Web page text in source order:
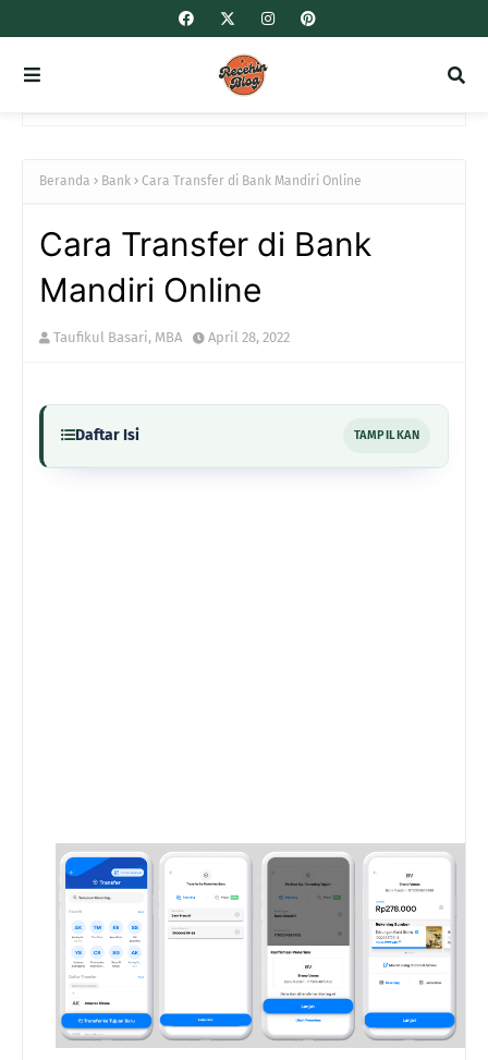
Beranda Bank Cara Transfer di Bank Mandiri Online
Cara Transfer di Bank
Mandiri Online
Taufikul Basari, MBA April 28, 2022
Daftar Isi TAMPILKAN